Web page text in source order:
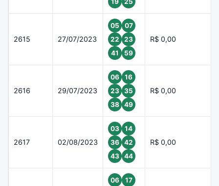
2615 27/07/2023
05
07
22
23
41
59
R$ 0,00
2616 29/07/2023
06
16
23
35
38
49
R$ 0,00
2617 02/08/2023
03
14
36
42
43
44
R$ 0,00
06
17